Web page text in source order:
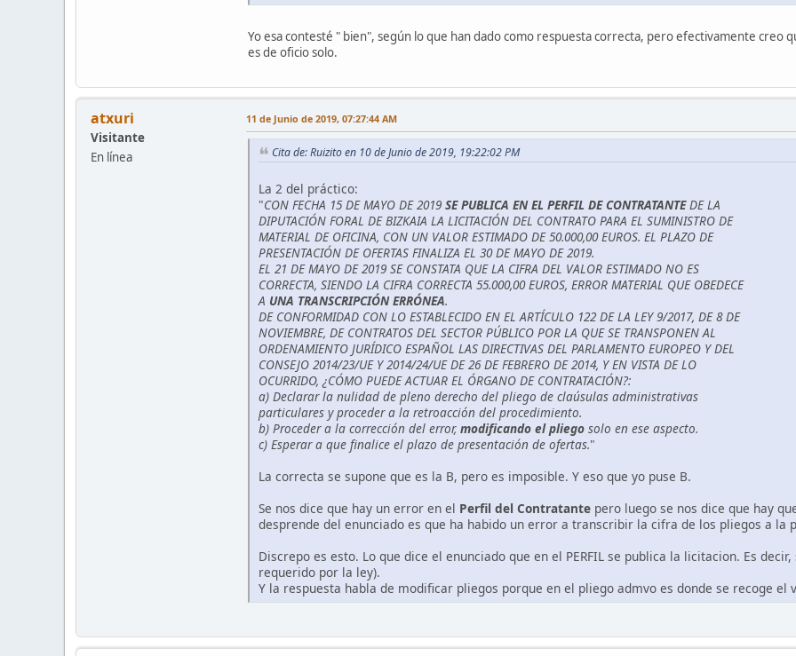
Yo esa contesté " bien", según lo que han dado como respuesta correcta, pero efectivamente creo
es de oficio solo.
atxuri
Visitante
En línea
11 de Junio de 2019, 07:27:44 AM
Cita de: Ruizito en 10 de Junio de 2019, 19:22:02 PM
La 2 del práctico:
"CON FECHA 15 DE MAYO DE 2019 SE PUBLICA EN EL PERFIL DE CONTRATANTE DE LA
DIPUTACIÓN FORAL DE BIZKAIA LA LICITACIÓN DEL CONTRATO PARA EL SUMINISTRO DE
MATERIAL DE OFICINA, CON UN VALOR ESTIMADO DE 50.000,00 EUROS. EL PLAZO DE
PRESENTACIÓN DE OFERTAS FINALIZA EL 30 DE MAYO DE 2019.
EL 21 DE MAYO DE 2019 SE CONSTATA QUE LA CIFRA DEL VALOR ESTIMADO NO ES
CORRECTA, SIENDO LA CIFRA CORRECTA 55.000,00 EUROS, ERROR MATERIAL QUE OBEDECE
A UNA TRANSCRIPCIÓN ERRÓNEA.
DE CONFORMIDAD CON LO ESTABLECIDO EN EL ARTÍCULO 122 DE LA LEY 9/2017, DE 8 DE
NOVIEMBRE, DE CONTRATOS DEL SECTOR PÚBLICO POR LA QUE SE TRANSPONEN AL
ORDENAMIENTO JURÍDICO ESPAÑOL LAS DIRECTIVAS DEL PARLAMENTO EUROPEO Y DEL
CONSEJO 2014/23/UE Y 2014/24/UE DE 26 DE FEBRERO DE 2014, Y EN VISTA DE LO
OCURRIDO, ¿CÓMO PUEDE ACTUAR EL ÓRGANO DE CONTRATACIÓN?:
a) Declarar la nulidad de pleno derecho del pliego de claúsulas administrativas
particulares y proceder a la retroacción del procedimiento.
b) Proceder a la corrección del error, modificando el pliego solo en ese aspecto.
c) Esperar a que finalice el plazo de presentación de ofertas."
La correcta se supone que es la B, pero es imposible. Y eso que yo puse B.
Se nos dice que hay un error en el Perfil del Contratante pero luego se nos dice que hay
desprende del enunciado es que ha habido un error a transcribir la cifra de los pliegos a la
Discrepo es esto. Lo que dice el enunciado que en el PERFIL se publica la licitacion. Es
requerido por la ley).
Y la respuesta habla de modificar pliegos porque en el pliego admvo es donde se recoge